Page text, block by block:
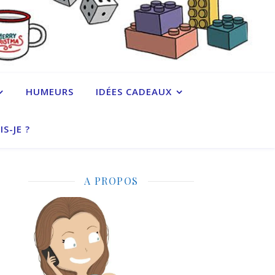
HUMEURS IDÉES CADEAUX
JE ?
A PROPOS